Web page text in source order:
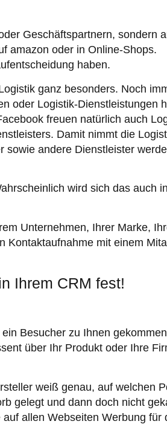
Geschäftspartnern, sondern
amazon oder in Online-Shops.
haben.
ganz besonders. Noch
oder Logistik-Dienstleistungen
freuen natürlich auch
Damit nimmt die
sowie andere Dienstleister
wird sich das auch
Unternehmen, Ihrer Marke,
Kontaktaufnahme mit einem
Ihrem CRM fest!
Besucher zu Ihnen
über Ihr Produkt oder Ihre
weiß genau, auf welchen
gelegt und dann doch nicht
allen Webseiten Werbung für